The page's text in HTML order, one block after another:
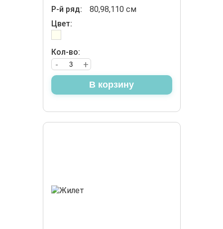
Р-й ряд:
80,98,110 см
Цвет:
Кол-во:
+
-
В корзину